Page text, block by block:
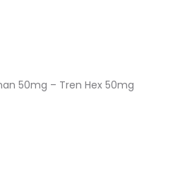
50mg – Tren Hex 50mg